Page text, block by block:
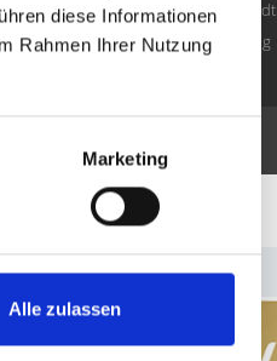
diese Informationen
Rahmen Ihrer Nutzung
Marketing
Alle zulassen
Ammerndorf Burgthann Ingolstadt
München Germering Gilching